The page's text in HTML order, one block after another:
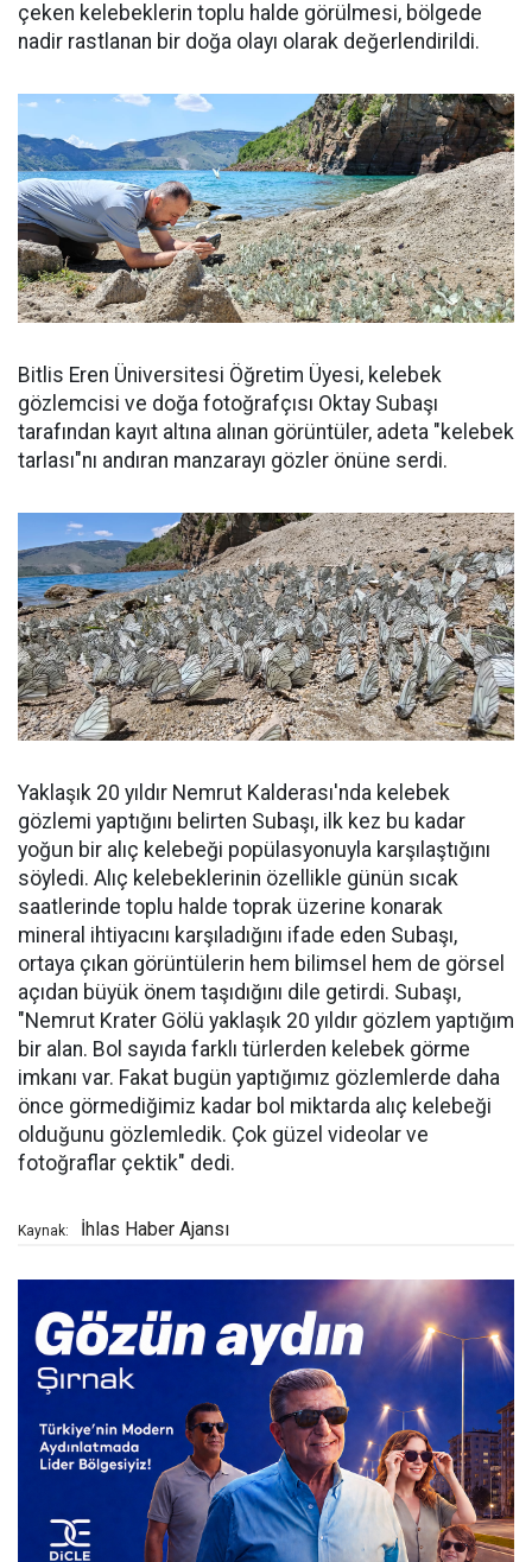
çeken kelebeklerin toplu halde görülmesi, bölgede
nadir rastlanan bir doğa olayı olarak değerlendirildi.
Bitlis Eren Üniversitesi Öğretim Üyesi, kelebek
gözlemcisi ve doğa fotoğrafçısı Oktay Subaşı
tarafından kayıt altına alınan görüntüler, adeta "kelebek
tarlası"nı andıran manzarayı gözler önüne serdi.
Yaklaşık 20 yıldır Nemrut Kalderası'nda kelebek
gözlemi yaptığını belirten Subaşı, ilk kez bu kadar
yoğun bir alıç kelebeği popülasyonuyla karşılaştığını
söyledi. Alıç kelebeklerinin özellikle günün sıcak
saatlerinde toplu halde toprak üzerine konarak
mineral ihtiyacını karşıladığını ifade eden Subaşı,
ortaya çıkan görüntülerin hem bilimsel hem de görsel
açıdan büyük önem taşıdığını dile getirdi. Subaşı,
"Nemrut Krater Gölü yaklaşık 20 yıldır gözlem yaptığım
bir alan. Bol sayıda farklı türlerden kelebek görme
imkanı var. Fakat bugün yaptığımız gözlemlerde daha
önce görmediğimiz kadar bol miktarda alıç kelebeği
olduğunu gözlemledik. Çok güzel videolar ve
fotoğraflar çektik" dedi.
Kaynak: İhlas Haber Ajansı